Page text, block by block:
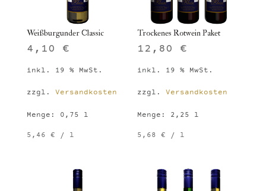
Weißburgunder Classic
4,10 €
inkl. 19 % MwSt.
zzgl. Versandkosten
Menge: 0,75 l
5,46 € / l
Trockenes Rotwein Paket
12,80 €
inkl. 19 % MwSt.
zzgl. Versandkosten
Menge: 2,25 l
5,68€ / l